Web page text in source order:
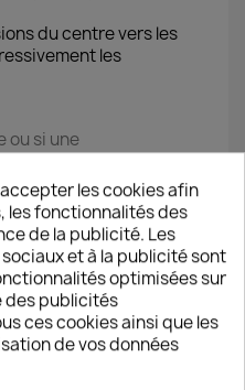
du centre vers les
les
ou si une
pour la replacer
à ne pas laisser de
TM-Concept®
du marché
confort d’utilisation
de vie.
les cookies afin
les fonctionnalités des
de la publicité. Les
et à la publicité sont
optimisées sur
des publicités
ces cookies ainsi que les
de vos données